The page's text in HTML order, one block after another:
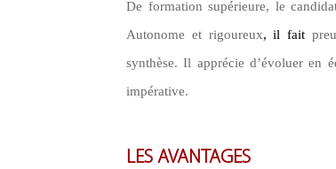
De formation supérieure, le
Autonome et rigoureux, il fait
synthèse. Il apprécie d’évoluer en
impérative.
LES AVANTAGES